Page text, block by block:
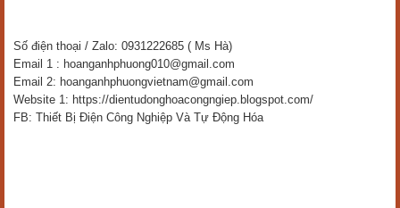
Số điện thoại / Zalo: 0931222685 ( Ms Hà)
Email 1 : hoanganhphuong010@gmail.com
Email 2: hoanganhphuongvietnam@gmail.com
Website 1: https://dientudonghoacongngiep.blogspot.com/
FB: Thiết Bị Điện Công Nghiệp Và Tự Động Hóa